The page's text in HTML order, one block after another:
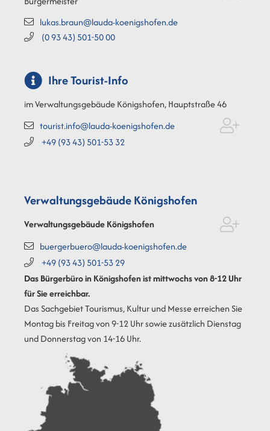
lukas.braun@lauda-koenigshofen.de
(09343) 501-5000
Ihre Tourist-Info
im Verwaltungsgebäude Königshofen, Hauptstraße 46
tourist.info@lauda-koenigshofen.de
+49 (9343) 501-5332
Verwaltungsgebäude Königshofen
Verwaltungsgebäude Königshofen
buergerbuero@lauda-koenigshofen.de
+49 (9343) 501-5329
Das Bürgerbüro in Königshofen ist mittwochs von 8-12 Uhr
für Sie erreichbar.
Das Sachgebiet Tourismus, Kultur und Messe erreichen Sie
Montag bis Freitag von 9-12 Uhr sowie zusätzlich Dienstag
und Donnerstag von 14-16 Uhr.